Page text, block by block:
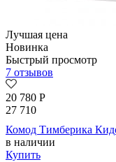
Лучшая цена
Новинка
Быстрый просмотр
7 отзывов
20 780 Р
27 710
Комод Тимберика
в наличии
Купить